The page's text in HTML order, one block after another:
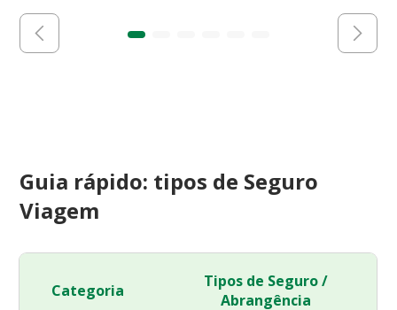
Guia rápido: tipos de Seguro
Viagem
Categoria
Tipos de Seguro /
Abrangência